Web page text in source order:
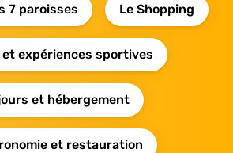
7 paroisses Le Shopping
et expériences sportives
et hébergement
et restauration